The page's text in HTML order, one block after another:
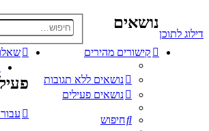
דילוג לתוכן
קישורים מהירים
נושאים ללא תגובות
נושאים פעילים
חיפוש
נושאים